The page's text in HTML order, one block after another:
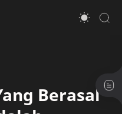
Berasal